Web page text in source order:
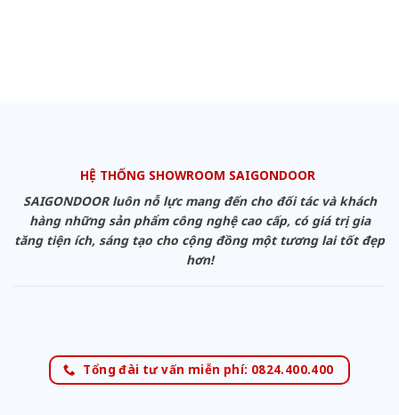
HỆ THỐNG SHOWROOM SAIGONDOOR
SAIGONDOOR luôn nỗ lực mang đến cho đối tác và khách
hàng những sản phẩm công nghệ cao cấp, có giá trị gia
tăng tiện ích, sáng tạo cho cộng đồng một tương lai tốt đẹp
hơn!
Tổng đài tư vấn miễn phí: 0824.400.400